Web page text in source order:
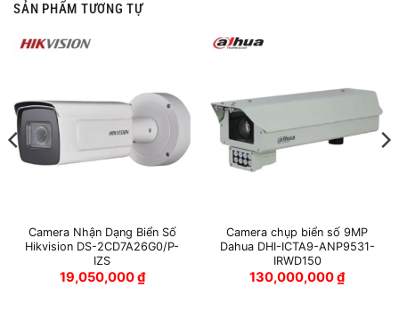
SẢN PHẨM TƯƠNG TỰ
Camera Nhận Dạng Biển Số
Hikvision DS-2CD7A26G0/P-
IZS
19,050,000₫
Camera chụp biển số 9MP
Dahua DHI-ICTA9-ANP9531-
IRWD150
130,000,000₫